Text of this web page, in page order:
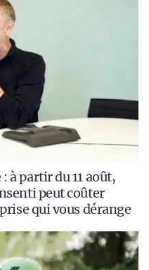
à partir du 11 août,
peut coûter
qui vous dérange